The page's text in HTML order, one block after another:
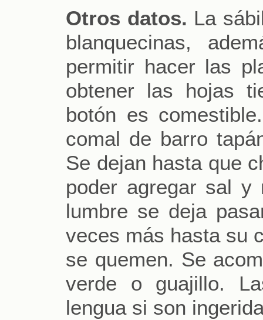
Otros datos. La
blanquecinas,
permitir hacer las
obtener las hojas
botón es
comal de barro
Se dejan hasta que
poder agregar sal y
lumbre se deja
veces más hasta su
se quemen. Se
verde o guajillo.
lengua si son